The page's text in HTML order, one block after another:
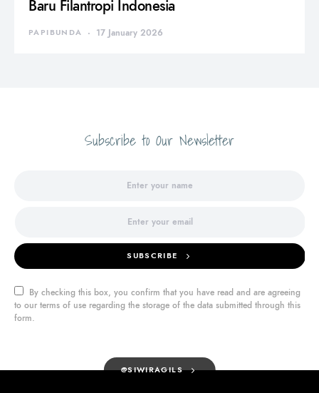
Baru Filantropi Indonesia
PAPIBUNDA 17 January 2026
Subscribe to Our Newsletter
SUBSCRIBE
By checking this box, you confirm that you have read and are agreeing
to our terms of use regarding the storage of the data submitted through this
form.
@SIWIRAGILS